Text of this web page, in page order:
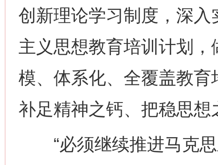
创新理论学习制度，深
主义思想教育培训计划
模、体系化、全覆盖教
补足精神之钙、把稳思想
“必须继续推进马克思